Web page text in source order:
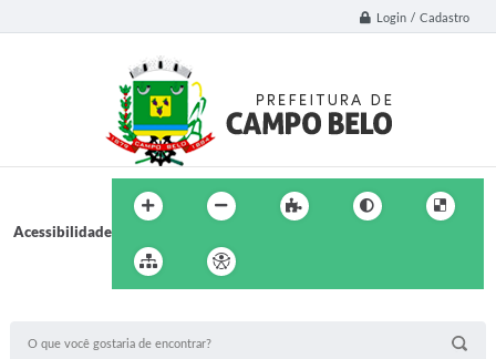
Login / Cadastro
Acessibilidade